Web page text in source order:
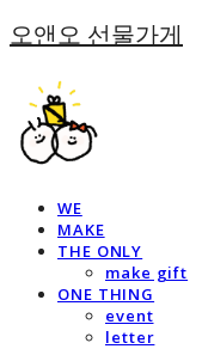
오앤오 선물가게
WE
MAKE
THE ONLY
make gift
ONE THING
event
letter